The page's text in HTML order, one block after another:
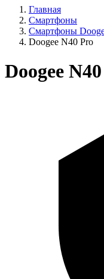
Главная
Смартфоны
Смартфоны
Doogee N40 Pro
Doogee